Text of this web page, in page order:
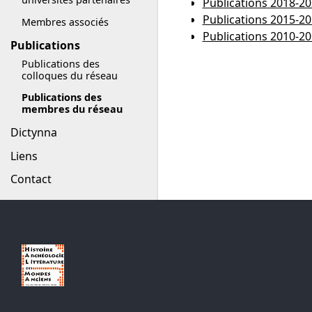
Membres associés
Publications
Publications des
colloques du réseau
Publications des
membres du réseau
Dictynna
Liens
Contact
Publications 2018-
Publications 2015-
Publications 2010-